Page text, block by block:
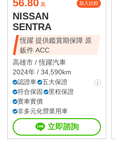
56.80 萬 加入比較
NISSAN
SENTRA
恆躍 提供鑑賞期保障 原
鈑件 ACC
高雄市 /恆躍汽車
2024年 / 34,590km
認證車
五大保證
符合保固
里程保證
實車實價
非多元化營業用車
立即諮詢